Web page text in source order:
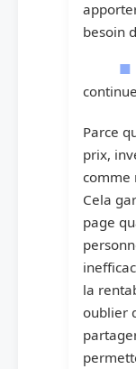
besoin
continue
Parce
prix,
comme
Cela
page
la
oublier